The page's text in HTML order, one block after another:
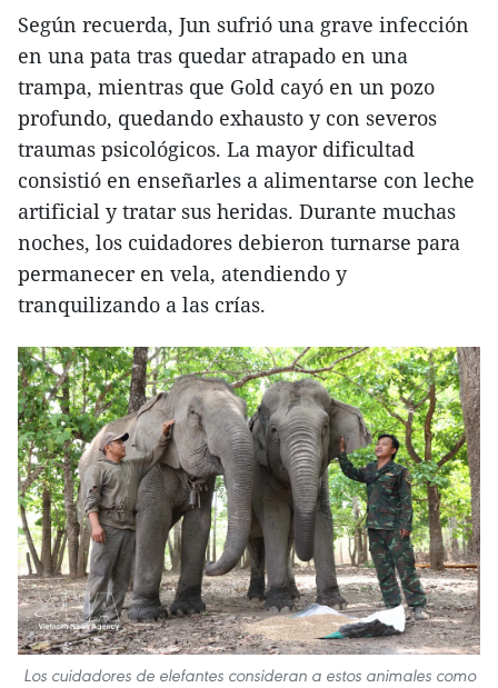
Según recuerda, Jun sufrió una grave infección
en una pata tras quedar atrapado en una
trampa, mientras que Gold cayó en un pozo
profundo, quedando exhausto y con severos
traumas psicológicos. La mayor dificultad
consistió en enseñarles a alimentarse con leche
artificial y tratar sus heridas. Durante muchas
noches, los cuidadores debieron turnarse para
permanecer en vela, atendiendo y
tranquilizando a las crías.
Los cuidadores de elefantes consideran a estos animales como